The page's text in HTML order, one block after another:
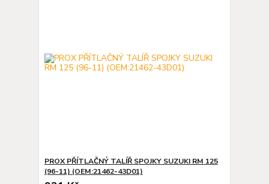
PROX PŘÍTLAČNÝ TALÍŘ SPOJKY SUZUKI RM 125
(96-11) (OEM:21462-43D01)